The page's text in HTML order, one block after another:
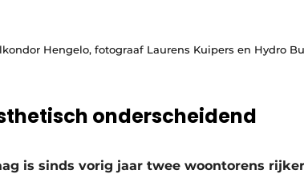
Hengelo, fotograaf Laurens Kuipers en Hydro
onderscheidend
is sinds vorig jaar twee woontorens